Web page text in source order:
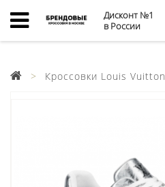
Дисконт №1
в России
Кроссовки Louis Vuitton